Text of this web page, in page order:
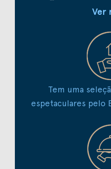
Ver
Tem uma
espetaculares pelo